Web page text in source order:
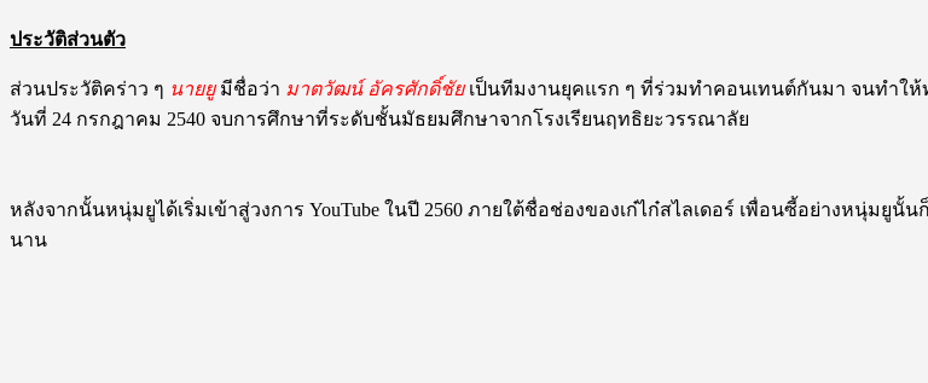
ประวัติส่วนตัว
ส่วนประวัติคร่าว ๆ นายยูมีชื่อว่า มาตวัฒน์ อัครศักดิ์ชัยเป็นทีมงานยุคแรก ๆ ที่ร่วมทำคอนเทนต์กันมา จนทำให้
วันที่ 24 กรกฎาคม 2540 จบการศึกษาที่ระดับชั้นมัธยมศึกษาจากโรงเรียนฤทธิยะวรรณาลัย
หลังจากนั้นหนุ่มยูได้เริ่มเข้าสู่วงการ YouTube ในปี 2560 ภายใต้ชื่อช่องของเก๋ไก๋สไลเดอร์ เพื่อนซี้อย่างหนุ่
นาน